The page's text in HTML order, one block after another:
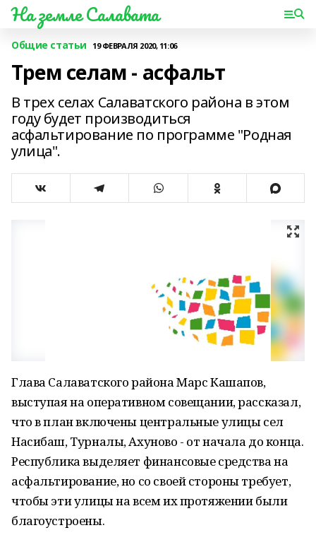
На земле Салавата
Общие статьи 19 ФЕВРАЛЯ 2020, 11:06
Трем селам - асфальт
В трех селах Салаватского района в этом
году будет производиться
асфальтирование по программе "Родная
улица".
Глава Салаватского района Марс Кашапов,
выступая на оперативном совещании, рассказал,
что в план включены центральные улицы сел
Насибаш, Турналы, Ахуново - от начала до конца.
Республика выделяет финансовые средства на
асфальтирование, но со своей стороны требует,
чтобы эти улицы на всем их протяжении были
благоустроены.